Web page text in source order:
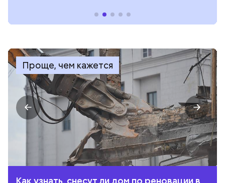
Проще, чем кажется